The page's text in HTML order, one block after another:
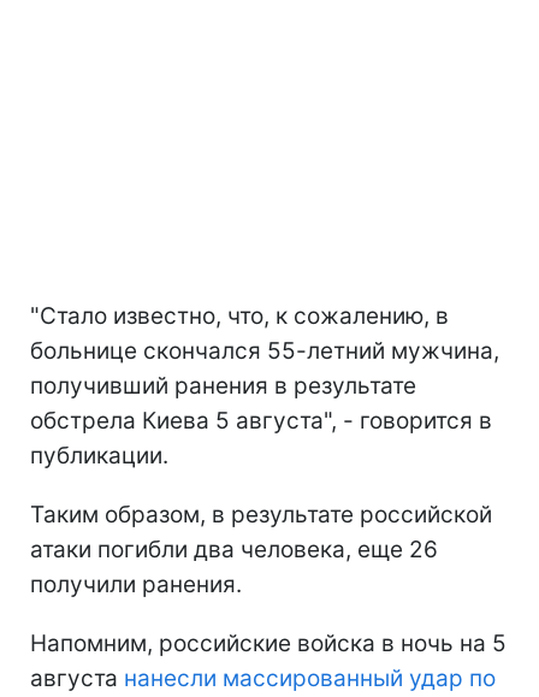
"Стало известно, что, к сожалению, в
больнице скончался 55-летний мужчина,
получивший ранения в результате
обстрела Киева 5 августа", - говорится в
публикации.
Таким образом, в результате российской
атаки погибли два человека, еще 26
получили ранения.
Напомним, российские войска в ночь на 5
августа нанесли массированный удар по